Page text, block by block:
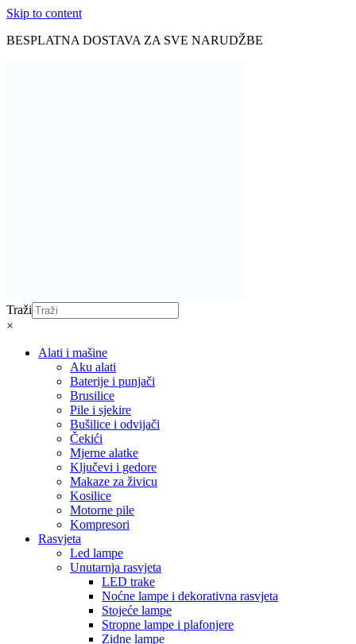
Skip to content
BESPLATNA DOSTAVA ZA SVE NARUDŽBE
Traži
×
Alati i mašine
Aku alati
Baterije i punjači
Brusilice
Pile i sjekire
Bušilice i odvijači
Čekići
Mjerne alatke
Ključevi i gedore
Makaze za živicu
Kosilice
Motorne pile
Kompresori
Rasvjeta
Led lampe
Unutarnja rasvjeta
LED trake
Noćne lampe i dekorativna rasvjeta
Stojeće lampe
Stropne lampe i plafonjere
Zidne lampe